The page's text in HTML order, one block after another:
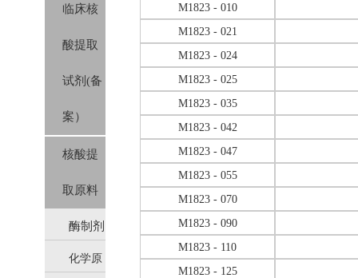
临床核
酸提取
试剂(备
案）
核酸提
取原料
酶制剂
化学原
M1823 - 010
M1823 - 021
M1823 - 024
M1823 - 025
M1823 - 035
M1823 - 042
M1823 - 047
M1823 - 055
M1823 - 070
M1823 - 090
M1823 - 110
M1823 - 125